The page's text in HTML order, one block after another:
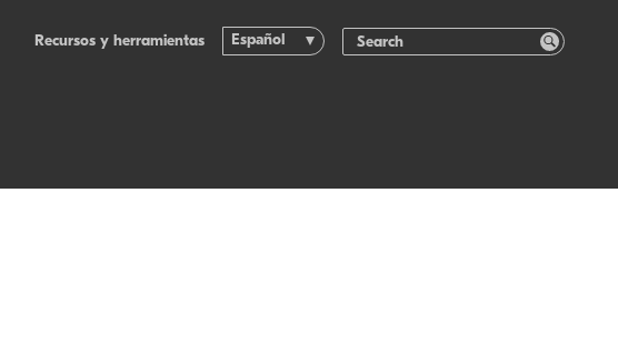
Recursos y herramientas Español